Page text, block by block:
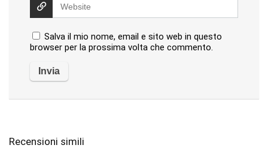
Salva il mio nome, email e sito web in questo
browser per la prossima volta che commento.
Recensioni simili